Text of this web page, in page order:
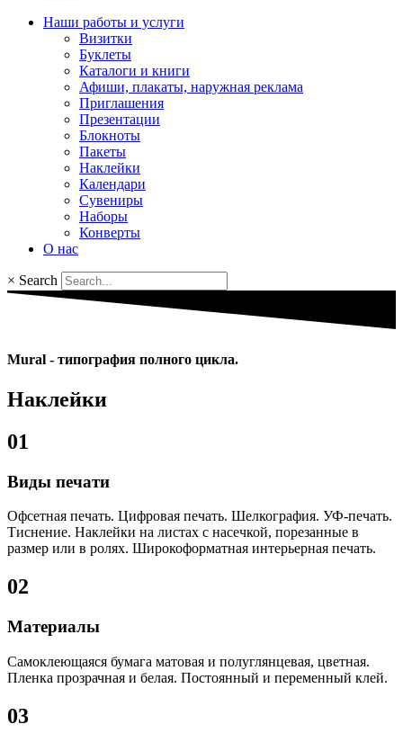
Наши работы и услуги
Визитки
Буклеты
Каталоги и книги
Афиши, плакаты, наружная реклама
Приглашения
Презентации
Блокноты
Пакеты
Наклейки
Календари
Сувениры
Наборы
Конверты
О нас
× Search
Mural - типография полного цикла.
Наклейки
01
Виды печати
Офсетная печать. Цифровая печать. Шелкография. УФ-печать.
Тиснение. Наклейки на листах с насечкой, порезанные в
размер или в ролях. Широкоформатная интерьерная печать.
02
Материалы
Самоклеющаяся бумага матовая и полуглянцевая, цветная.
Пленка прозрачная и белая. Постоянный и переменный клей.
03